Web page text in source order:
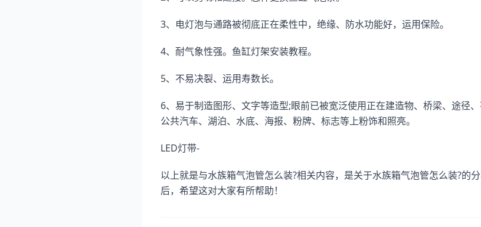
3、电灯泡与通路被彻底正在柔性中，绝缘、防水功能好，运用保险。
4、耐气象性强。鱼缸灯架安装教程。
5、不易决裂、运用寿数长。
6、易于制造图形、文字等造型;眼前已被宽泛使用正在建造物、桥梁、途径
公共汽车、湖泊、水底、海报、粉牌、标志等上粉饰和照亮。
LED灯带-
以上就是与水族箱气泡管怎么装?相关内容，是关于水族箱气泡管怎么装?的
后，希望这对大家有所帮助！